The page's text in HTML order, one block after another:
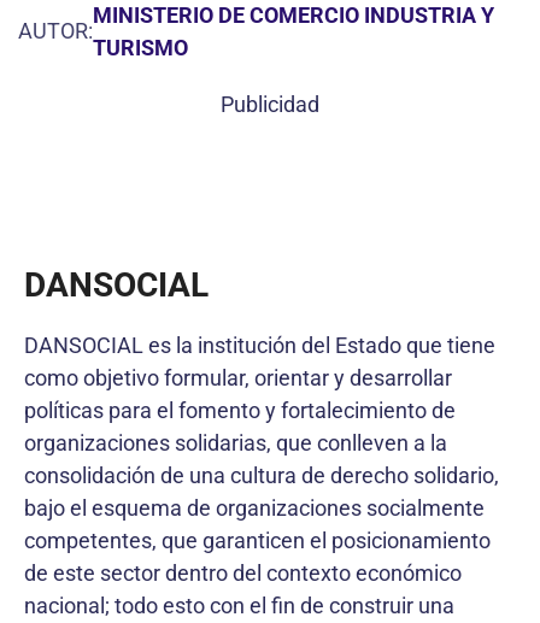
AUTOR:
MINISTERIO DE COMERCIO INDUSTRIA Y
TURISMO
Publicidad
DANSOCIAL
DANSOCIAL es la institución del Estado que tiene
como objetivo formular, orientar y desarrollar
políticas para el fomento y fortalecimiento de
organizaciones solidarias, que conlleven a la
consolidación de una cultura de derecho solidario,
bajo el esquema de organizaciones socialmente
competentes, que garanticen el posicionamiento
de este sector dentro del contexto económico
nacional; todo esto con el fin de construir una